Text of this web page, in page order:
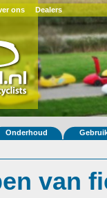
ons Dealers
Onderhoud
van